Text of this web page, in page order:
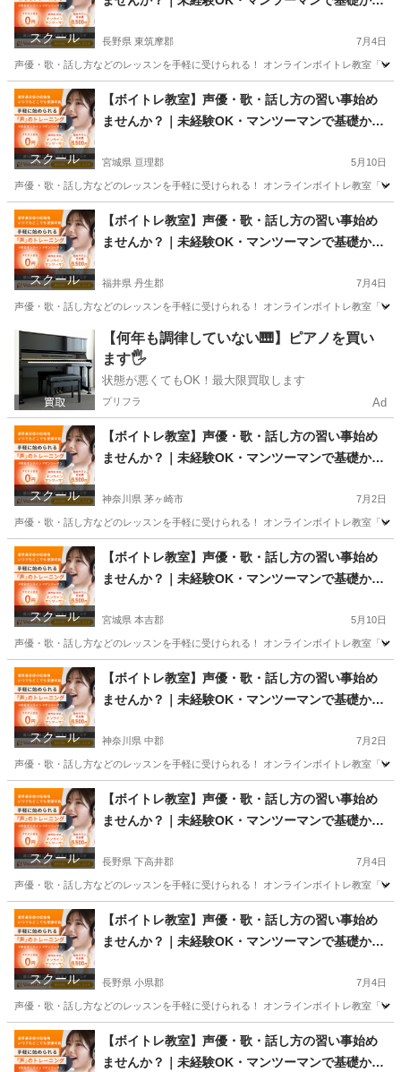
スクール
迎
長野県 東筑摩郡 7月4日
声優・歌・話し方などのレッスンを手軽に受けられる！ オンラインボイトレ教室「
長野 東筑摩郡 その他 声優
スクール
【ボイトレ教室】声優・歌・話し方の習い事始め
ませんか？｜未経験OK・マンツーマンで基礎から
迎
宮城県 亘理郡 5月10日
声優・歌・話し方などのレッスンを手軽に受けられる！ オンラインボイトレ教室「
宮城 亘理郡 その他
スクール
【ボイトレ教室】声優・歌・話し方の習い事始め
ませんか？｜未経験OK・マンツーマンで基礎から
迎
福井県 丹生郡 7月4日
声優・歌・話し方などのレッスンを手軽に受けられる！ オンラインボイトレ教室「
福井 丹生郡 その他
【何年も調律していない🎹】ピアノを買い
ます🖐️
状態が悪くてもOK！最大限買取します
プリフラ Ad
スクール
【ボイトレ教室】声優・歌・話し方の習い事始め
ませんか？｜未経験OK・マンツーマンで基礎から
迎
神奈川県 茅ヶ崎市 7月2日
声優・歌・話し方などのレッスンを手軽に受けられる！ オンラインボイトレ教室「
神奈川 茅ヶ崎市 その他 声優
スクール
【ボイトレ教室】声優・歌・話し方の習い事始め
ませんか？｜未経験OK・マンツーマンで基礎から
迎
宮城県 本吉郡 5月10日
声優・歌・話し方などのレッスンを手軽に受けられる！ オンラインボイトレ教室「
宮城 本吉郡 その他 声優
スクール
【ボイトレ教室】声優・歌・話し方の習い事始め
ませんか？｜未経験OK・マンツーマンで基礎から
迎
神奈川県 中郡 7月2日
声優・歌・話し方などのレッスンを手軽に受けられる！ オンラインボイトレ教室「
神奈川 中郡 その他 声優
スクール
【ボイトレ教室】声優・歌・話し方の習い事始め
ませんか？｜未経験OK・マンツーマンで基礎から
迎
長野県 下高井郡 7月4日
声優・歌・話し方などのレッスンを手軽に受けられる！ オンラインボイトレ教室「
長野 下高井郡 その他 声優
スクール
【ボイトレ教室】声優・歌・話し方の習い事始め
ませんか？｜未経験OK・マンツーマンで基礎から
迎
長野県 小県郡 7月4日
声優・歌・話し方などのレッスンを手軽に受けられる！ オンラインボイトレ教室「
長野 小県郡 その他 声優
【ボイトレ教室】声優・歌・話し方の習い事始め
ませんか？｜未経験OK・マンツーマンで基礎から